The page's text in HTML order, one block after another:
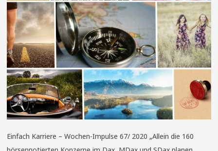
Einfach Karriere – Wochen-Impulse 67/ 2020 „Allein die 160